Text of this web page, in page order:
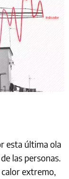
esta última ola
las personas.
extremo,